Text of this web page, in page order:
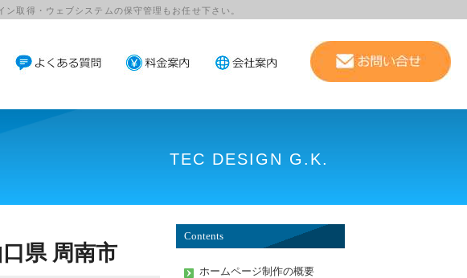
取得・ウェブシステムの保守管理もお任せ下さい。
TEC DESIGN G.K.
Contents
ホームページ制作の概要
県 周南市